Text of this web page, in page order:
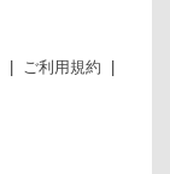
ご利用規約